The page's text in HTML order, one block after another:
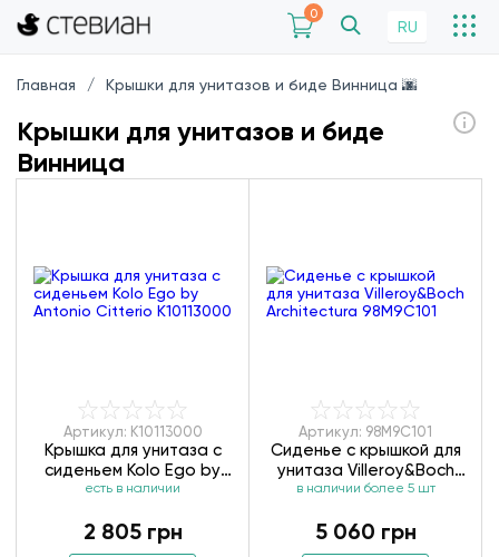
0
RU
Главная Крышки для унитазов и биде Винница 🌆
Крышки для унитазов и биде
Винница
Артикул: K10113000
Крышка для унитаза с
сиденьем Kolo Ego by
Antonio Citterio
есть в наличии
2 805 грн
Артикул: 98M9C101
Сиденье с крышкой для
унитаза Villeroy&Boch
Architectura 98M9C101
в наличии более 5 шт
5 060 грн